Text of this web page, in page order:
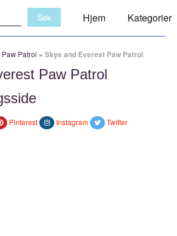
Hjem Kategorier
Paw Patrol » Skye and Everest Paw Patrol
Paw Patrol
Pinterest Instagram Twitter